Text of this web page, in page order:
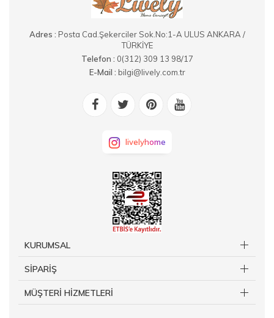
Adres : Posta Cad.Şekerciler Sok.No:1-A ULUS ANKARA /
TÜRKİYE
Telefon : 0(312) 309 13 98/17
E-Mail : bilgi@lively.com.tr
livelyhome
KURUMSAL
SİPARİŞ
MÜŞTERİ HİZMETLERİ